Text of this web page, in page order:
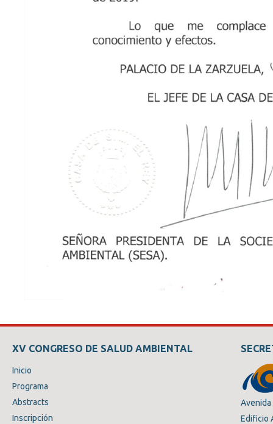
XV CONGRESO DE SALUD AMBIENTAL
Inicio
Programa
Abstracts
Inscripción
Edificio